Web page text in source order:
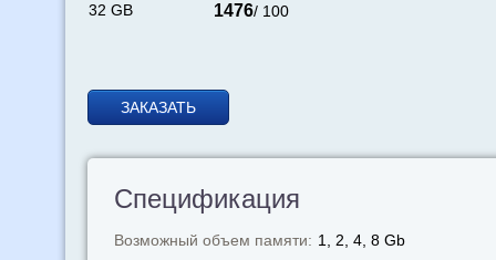
32 GB
1476/ 100
ЗАКАЗАТЬ
Спецификация
Возможный объем памяти: 1, 2, 4, 8 Gb